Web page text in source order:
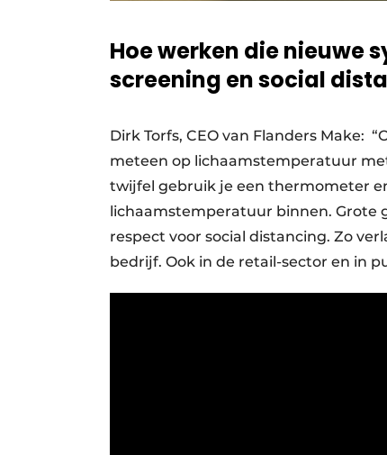
Hoe werken die nieuwe
screening en social
Dirk Torfs, CEO van Flanders Make:
meteen op lichaamstemperatuur
twijfel gebruik je een thermometer
lichaamstemperatuur binnen. Grote
respect voor social distancing. Zo
bedrijf. Ook in de retail-sector en in